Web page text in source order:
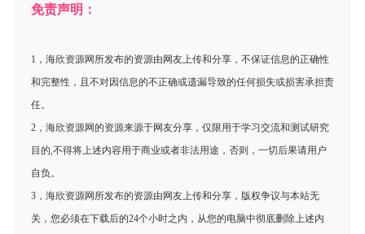
免责声明：
1，海欣资源网所发布的资源由网友上传和分享，不保证信息的正确性
和完整性，且不对因信息的不正确或遗漏导致的任何损失或损害承担责
任。
2，海欣资源网的资源来源于网友分享，仅限用于学习交流和测试研究
目的,不得将上述内容用于商业或者非法用途，否则，一切后果请用户
自负。
3，海欣资源网所发布的资源由网友上传和分享，版权争议与本站无
关，您必须在下载后的24个小时之内，从您的电脑中彻底删除上述内